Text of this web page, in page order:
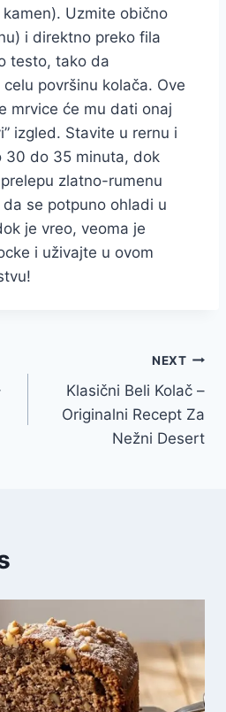
Uzmite obično
i direktno preko fila
testo, tako da
površinu kolača. Ove
mrvice će mu dati onaj
izgled. Stavite u rernu i
30 do 35 minuta, dok
zlatno-rumenu
se potpuno ohladi u
je vreo, veoma je
i uživajte u ovom
NEXT
Klasični Beli Kolač –
Originalni Recept Za
Nežni Desert